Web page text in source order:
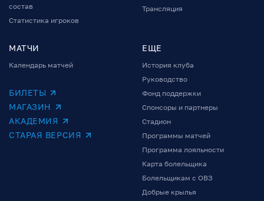
состав
Статистика игроков
Трансляция
МАТЧИ
Календарь матчей
БИЛЕТЫ
МАГАЗИН
АКАДЕМИЯ
СТАРАЯ ВЕРСИЯ
ЕЩЕ
История клуба
Руководство
Фонд поддержки
Спонсоры и партнеры
Стадион
Программы матчей
Программа лояльности
Карта болельщика
Болельщикам с ОВЗ
Добрые крылья